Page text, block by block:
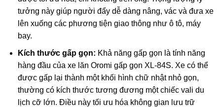
tưởng này giúp người đẩy dễ dàng nâng, vác và đưa xe
lên xuống các phương tiện giao thông như ô tô, máy
bay.
Kích thước gấp gọn: Khả năng gấp gọn là tính năng
hàng đầu của xe lăn Oromi gấp gọn XL-84S. Xe có thể
được gấp lại thành một khối hình chữ nhật nhỏ gọn,
thường có kích thước tương đương một chiếc vali du
lịch cỡ lớn. Điều này tối ưu hóa không gian lưu trữ